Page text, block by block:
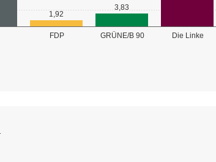
FDP GRÜNE/B 90 Die Linke
1,92
3,83